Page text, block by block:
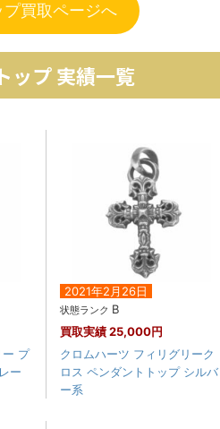
買取ページへ
ップ 実績一覧
ー プ
ー
2021年2月26日
状態ランク B
買取実績25,000円
クロムハーツ フィリグリーク
ロス ペンダントトップ シルバ
ー系